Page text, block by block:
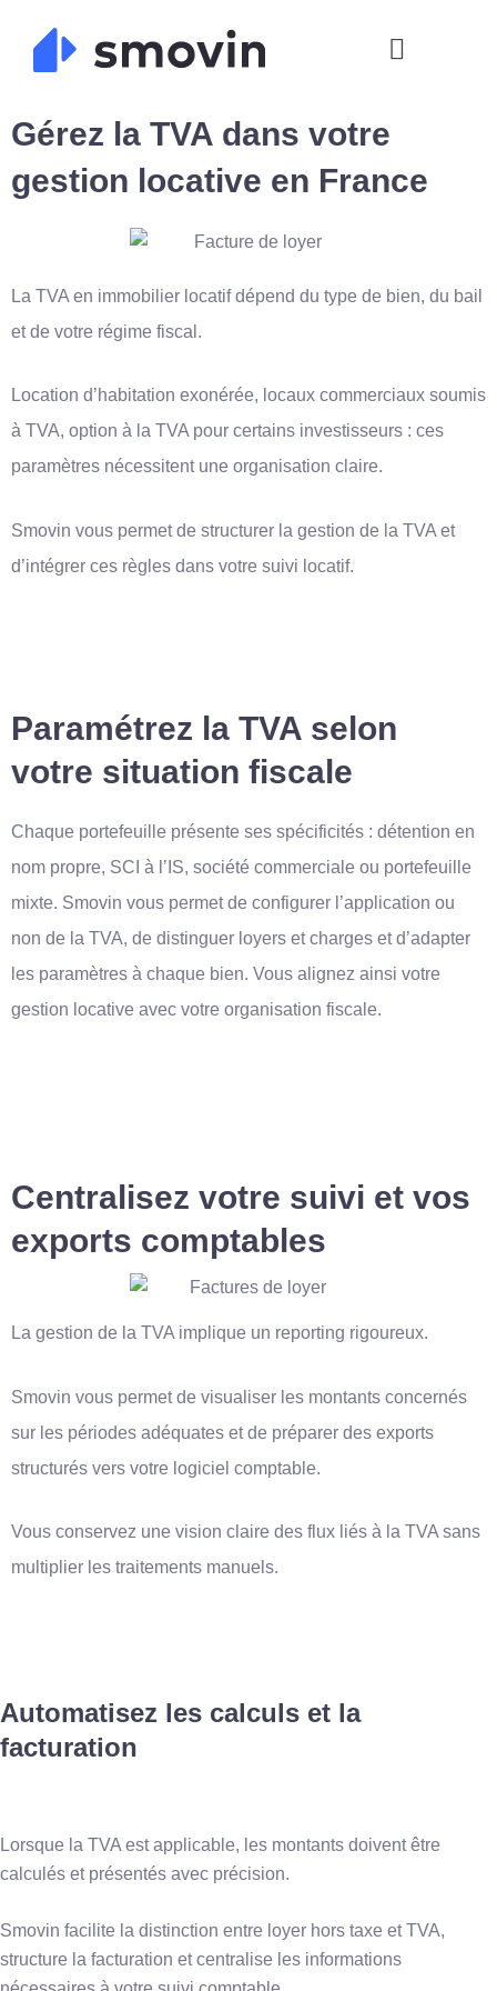
content
Gérez la TVA dans votre
gestion locative en France
La TVA en immobilier locatif dépend du type de bien, du bail
et de votre régime fiscal.
Location d’habitation exonérée, locaux commerciaux soumis
à TVA, option à la TVA pour certains investisseurs : ces
paramètres nécessitent une organisation claire.
Smovin vous permet de structurer la gestion de la TVA et
d’intégrer ces règles dans votre suivi locatif.
Paramétrez la TVA selon
votre situation fiscale
Chaque portefeuille présente ses spécificités : détention en
nom propre, SCI à l’IS, société commerciale ou portefeuille
mixte. Smovin vous permet de configurer l’application ou
non de la TVA, de distinguer loyers et charges et d’adapter
les paramètres à chaque bien. Vous alignez ainsi votre
gestion locative avec votre organisation fiscale.
Centralisez votre suivi et vos
exports comptables
La gestion de la TVA implique un reporting rigoureux.
Smovin vous permet de visualiser les montants concernés
sur les périodes adéquates et de préparer des exports
structurés vers votre logiciel comptable.
Vous conservez une vision claire des flux liés à la TVA sans
multiplier les traitements manuels.
Automatisez les calculs et la
facturation
Lorsque la TVA est applicable, les montants doivent être
calculés et présentés avec précision.
Smovin facilite la distinction entre loyer hors taxe et TVA,
structure la facturation et centralise les informations